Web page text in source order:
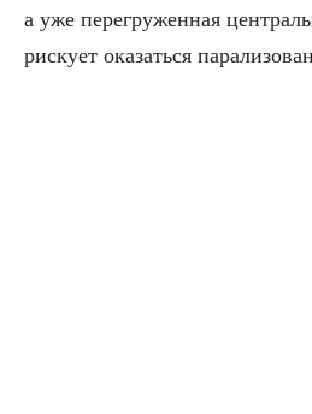
а уже перегруженная
рискует оказаться